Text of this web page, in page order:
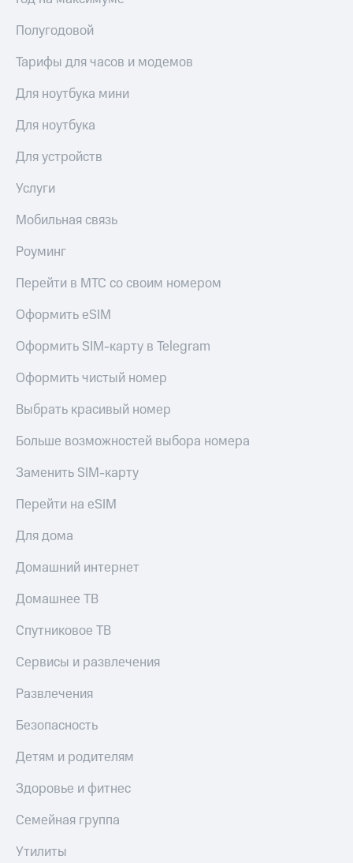
МТС
Все
приложения
Финансы
Инвестиции
онлайн
полисов
Скидка 30%
МТС
МТС
Накопления
деньги
и получайте
доход 15%
Платежи
переводы
Пополнить
МТС
Настройки
номер
оператора
Оплата
интернета
и
ТВ
Переводы
Деньги
Накопления
Откладывайте
деньги
и получайте
доход 15%
Условия
30%
RED,
и МТС Супер
при оплате
МТС Деньги
Обзоры
товаров
до 40%
на смартфоны
покупке
МТС
Полугодовой
Тарифы для часов и модемов
Для ноутбука мини
Для ноутбука
Для устройств
Услуги
Мобильная связь
Роуминг
Перейти в МТС со своим номером
Оформить eSIM
Оформить SIM-карту в Telegram
Оформить чистый номер
Выбрать красивый номер
Больше возможностей выбора номера
Заменить SIM-карту
Перейти на eSIM
Для дома
Домашний интернет
Домашнее ТВ
Спутниковое ТВ
Сервисы и развлечения
Развлечения
Безопасность
Детям и родителям
Здоровье и фитнес
Семейная группа
Утилиты